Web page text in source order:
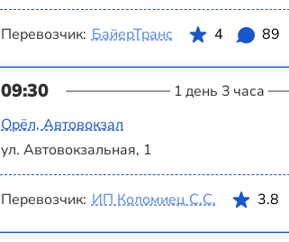
Перевозчик: БайерТранс 4 89
09:30 1 день 3 часа
Орёл, Автовокзал
ул. Автовокзальная, 1
Перевозчик: ИП Коломиец С.С. 3.8